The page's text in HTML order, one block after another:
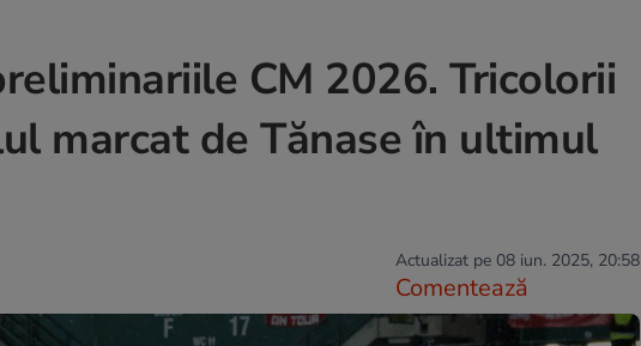
CM 2026. Tricolorii
marcat de Tănase în ultimul
Actualizat pe 08 iun. 2025, 20:58
Comentează